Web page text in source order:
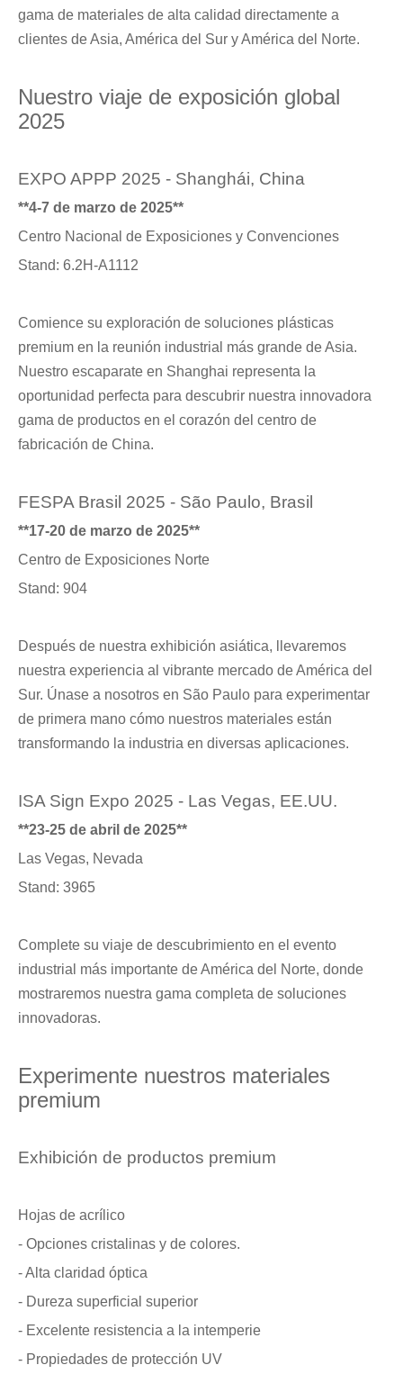
gama de materiales de alta calidad directamente a
clientes de Asia, América del Sur y América del Norte.
Nuestro viaje de exposición global
2025
EXPO APPP 2025 - Shanghái, China
**4-7 de marzo de 2025**
Centro Nacional de Exposiciones y Convenciones
Stand: 6.2H-A1112
Comience su exploración de soluciones plásticas
premium en la reunión industrial más grande de Asia.
Nuestro escaparate en Shanghai representa la
oportunidad perfecta para descubrir nuestra innovadora
gama de productos en el corazón del centro de
fabricación de China.
FESPA Brasil 2025 - São Paulo, Brasil
**17-20 de marzo de 2025**
Centro de Exposiciones Norte
Stand: 904
Después de nuestra exhibición asiática, llevaremos
nuestra experiencia al vibrante mercado de América del
Sur. Únase a nosotros en São Paulo para experimentar
de primera mano cómo nuestros materiales están
transformando la industria en diversas aplicaciones.
ISA Sign Expo 2025 - Las Vegas, EE.UU.
**23-25 ​​de abril de 2025**
Las Vegas, Nevada
Stand: 3965
Complete su viaje de descubrimiento en el evento
industrial más importante de América del Norte, donde
mostraremos nuestra gama completa de soluciones
innovadoras.
Experimente nuestros materiales
premium
Exhibición de productos premium
Hojas de acrílico
- Opciones cristalinas y de colores.
- Alta claridad óptica
- Dureza superficial superior
- Excelente resistencia a la intemperie
- Propiedades de protección UV